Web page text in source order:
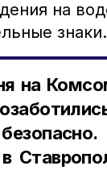
на
знаки.
на